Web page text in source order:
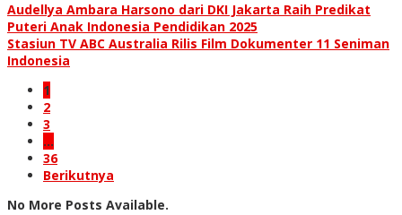
Audellya Ambara Harsono dari DKI Jakarta Raih Predikat
Puteri Anak Indonesia Pendidikan 2025
Stasiun TV ABC Australia Rilis Film Dokumenter 11 Seniman
Indonesia
1
2
3
…
36
Berikutnya
No More Posts Available.